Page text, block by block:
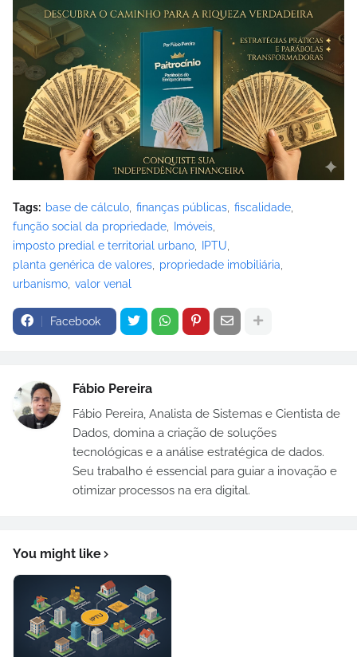
Tags: base de cálculo finanças públicas fiscalidade
função social da propriedade
Imóveis
imposto predial e territorial urbano
IPTU
planta genérica de valores
propriedade imobiliária
urbanismo valor venal
Facebook
Fábio Pereira
Fábio Pereira, Analista de Sistemas e Cientista de
Dados, domina a criação de soluções
tecnológicas e a análise estratégica de dados.
Seu trabalho é essencial para guiar a inovação e
otimizar processos na era digital.
You might like